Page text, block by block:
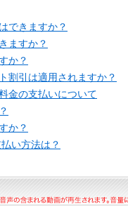
できますか？
ますか？
か？
割引は適用されますか？
金の支払いについて
か？
い方法は？